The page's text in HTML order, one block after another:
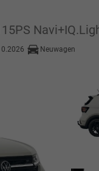
Neuwagen